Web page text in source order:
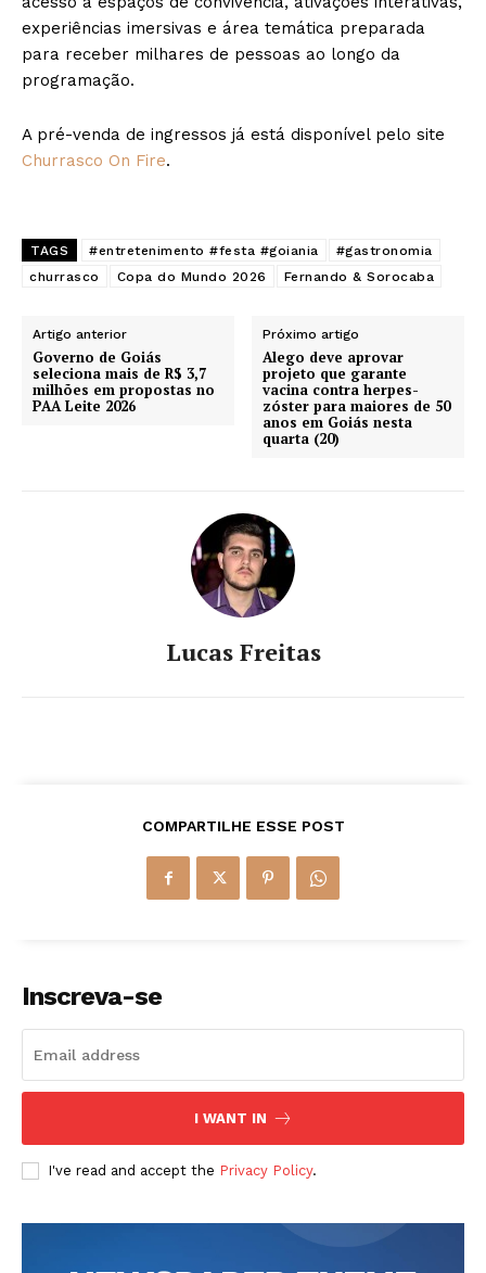
experiências imersivas e área temática preparada
para receber milhares de pessoas ao longo da
programação.
A pré-venda de ingressos já está disponível pelo site
Churrasco On Fire.
TAGS #entretenimento #festa #goiania
#gastronomia
churrasco
Copa do Mundo 2026 Fernando & Sorocaba
Artigo anterior
Governo de Goiás
seleciona mais de R$ 3,7
milhões em propostas no
PAA Leite 2026
Próximo artigo
Alego deve aprovar
projeto que garante
vacina contra herpes-
zóster para maiores de 50
anos em Goiás nesta
quarta (20)
Lucas Freitas
COMPARTILHE ESSE POST
Inscreva-se
I WANT IN
I've read and accept the Privacy Policy.